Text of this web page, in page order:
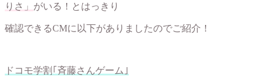
りさ」 がいる！とはっきり
確認できるCMに以下がありましたのでご紹介！
ドコモ学割｢斉藤さんゲーム｣